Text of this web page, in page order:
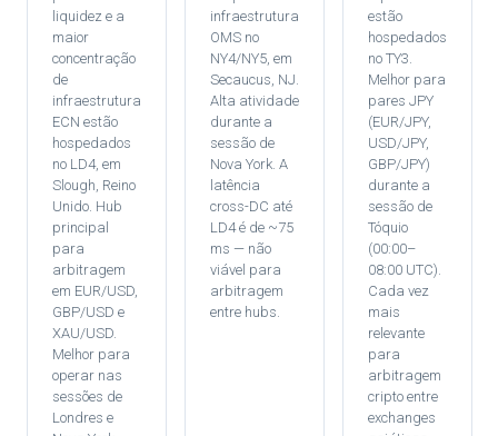
liquidez e a
maior
concentração
de
infraestrutura
ECN estão
hospedados
no LD4, em
Slough, Reino
Unido. Hub
principal
para
arbitragem
em EUR/USD,
GBP/USD e
XAU/USD.
Melhor para
operar nas
sessões de
Londres e
infraestrutura
OMS no
NY4/NY5, em
Secaucus, NJ.
Alta atividade
durante a
sessão de
Nova York. A
latência
cross-DC até
LD4 é de ~75
ms — não
viável para
arbitragem
entre hubs.
estão
hospedados
no TY3.
Melhor para
pares JPY
(EUR/JPY,
USD/JPY,
GBP/JPY)
durante a
sessão de
Tóquio
(00:00–
08:00 UTC).
Cada vez
mais
relevante
para
arbitragem
cripto entre
exchanges